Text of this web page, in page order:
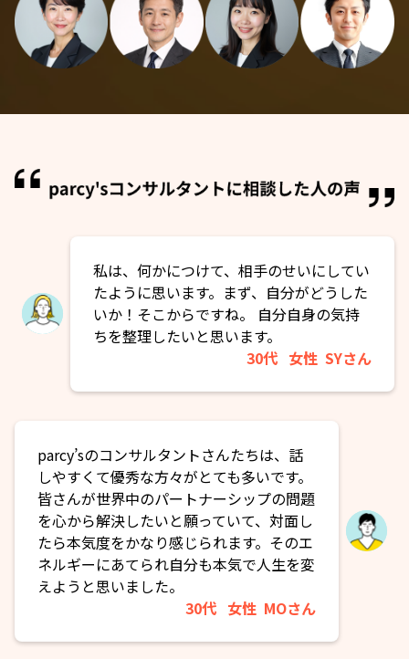
私は、何かにつけて、相手のせいにしてい
たように思います。まず、自分がどうした
いか！そこからですね。 自分自身の気持
ちを整理したいと思います。
30代 女性 SYさん
parcy’sのコンサルタントさんたちは、話
しやすくて優秀な方々がとても多いです。
皆さんが世界中のパートナーシップの問題
を心から解決したいと願っていて、対面し
たら本気度をかなり感じられます。そのエ
ネルギーにあてられ自分も本気で人生を変
えようと思いました。
30代 女性 MOさん